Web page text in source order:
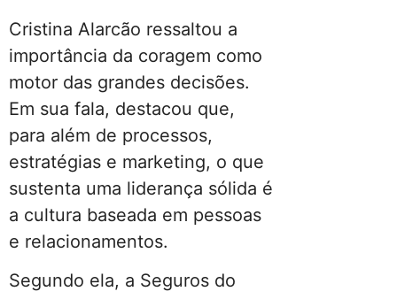
Cristina Alarcão ressaltou a
importância da coragem como
motor das grandes decisões.
Em sua fala, destacou que,
para além de processos,
estratégias e marketing, o que
sustenta uma liderança sólida é
a cultura baseada em pessoas
e relacionamentos.
Segundo ela, a Seguros do